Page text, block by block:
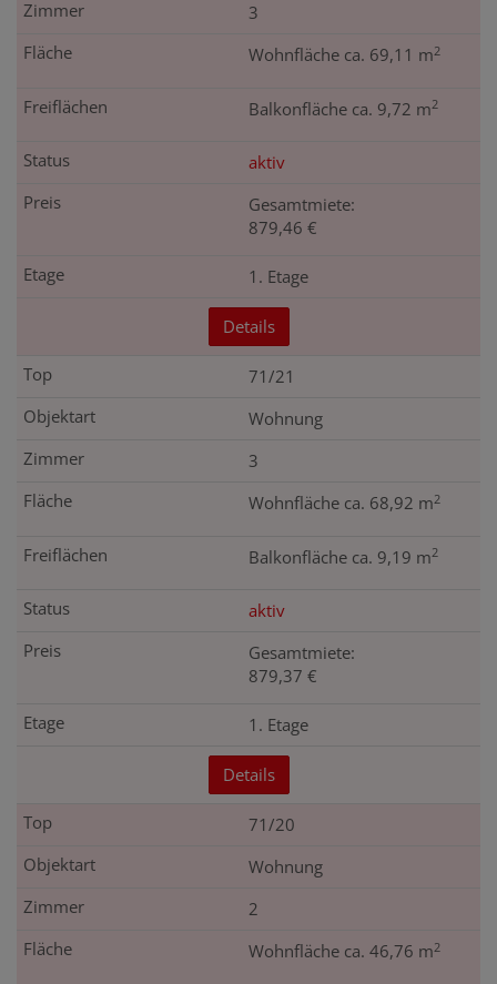
3
Wohnfläche ca. 69,11 m2
Balkonfläche ca. 9,72 m2
aktiv
Gesamtmiete:
879,46 €
1. Etage
Details
71/21
Wohnung
3
Wohnfläche ca. 68,92 m2
Balkonfläche ca. 9,19 m2
aktiv
Gesamtmiete:
879,37 €
1. Etage
Details
71/20
Wohnung
2
Wohnfläche ca. 46,76 m2